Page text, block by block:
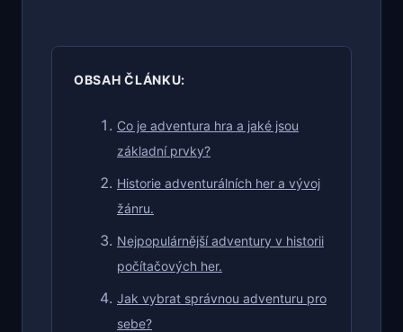
OBSAH ČLÁNKU:
Co je adventura hra a jaké jsou
základní prvky?
Historie adventurálních her a vývoj
žánru.
Nejpopulárnější adventury v historii
počítačových her.
Jak vybrat správnou adventuru pro
sebe?